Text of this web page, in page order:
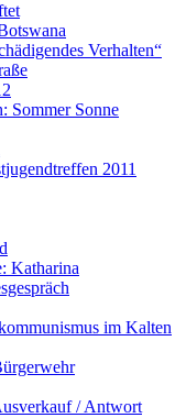
Verhalten“
Sommer Sonne
2011
Katharina
im Kalten
/ Antwort